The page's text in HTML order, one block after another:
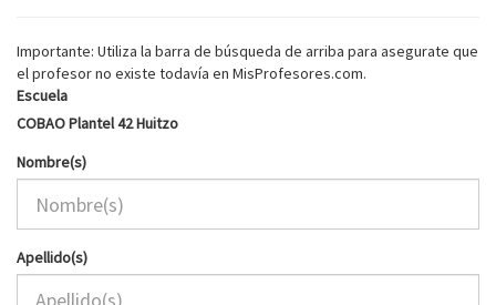
Importante: Utiliza la barra de búsqueda de arriba para asegurate que
el profesor no existe todavía en MisProfesores.com.
Escuela
COBAO Plantel 42 Huitzo
Nombre(s)
Apellido(s)